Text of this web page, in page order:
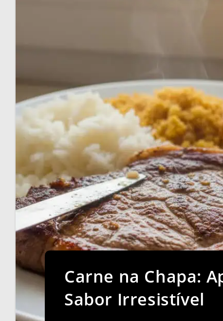
Carne na Chapa:
Sabor Irresistível